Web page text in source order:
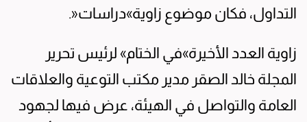
التداول، فكان موضوع زاوية»دراسات«.
زاوية العدد الأخيرة»في الختام» لرئيس تحرير
المجلة خالد الصقر مدير مكتب التوعية والعلاقات
العامة والتواصل في الهيئة، عرض فيها لجهود